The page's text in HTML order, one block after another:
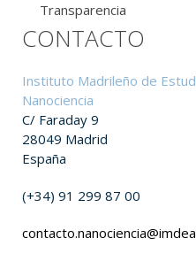
Transparencia
CONTACTO
Instituto Madrileño de
Nanociencia
C/ Faraday 9
28049 Madrid
España
(+34) 91 299 87 00